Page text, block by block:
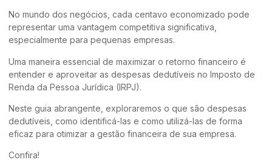
No mundo dos negócios, cada centavo economizado pode
representar uma vantagem competitiva significativa,
especialmente para pequenas empresas.
Uma maneira essencial de maximizar o retorno financeiro é
entender e aproveitar as despesas dedutíveis no Imposto de
Renda da Pessoa Jurídica (IRPJ).
Neste guia abrangente, exploraremos o que são despesas
dedutíveis, como identificá-las e como utilizá-las de forma
eficaz para otimizar a gestão financeira de sua empresa.
Confira!